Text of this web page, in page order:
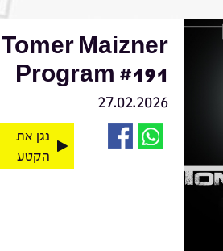
Tomer Maizner
Program #191
27.02.2026
נגן את
הקטע